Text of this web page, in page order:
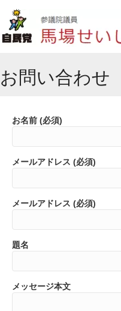
お問い合わせ
お名前 (必須)
メールアドレス (必須)
メールアドレス (必須)
題名
メッセージ本文